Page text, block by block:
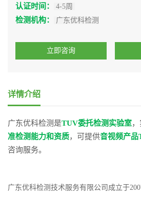
认证时间： 4-5周
检测机构： 广东优科检测
立即咨询
详情介绍
广东优科检测是TUV委托检测实验室
准检测能力和资质，可提供音视频产品
咨询服务。
广东优科检测技术服务有限公司成立于